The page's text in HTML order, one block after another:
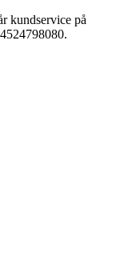
kundservice på